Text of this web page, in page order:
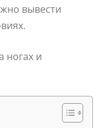
вывести